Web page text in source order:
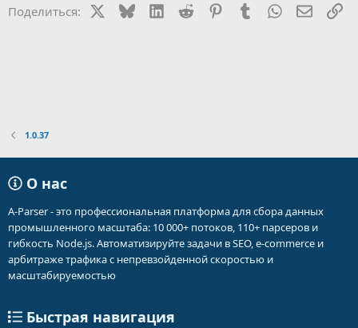
Поделиться: BlueskyLinkedIn
Reddit PinterestTumblr WhatsApp
1.0.37
О нас
A-Parser - это профессиональная платформа для сбора данных
промышленного масштаба: 10 000+ потоков, 110+ парсеров и
гибкость Node.js. Автоматизируйте задачи в SEO, e-commerce и
арбитраже трафика с непревзойденной скоростью и
масштабируемостью
Быстрая навигация